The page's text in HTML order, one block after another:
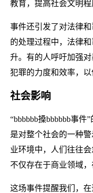
教育，提高社会文明程
事件还引发了对法律
的处理过程中，法律
升。有的人呼吁加强
犯罪的力度和效率，以
社会影响
“bbbbbb搡bbbbbb事
是对整个社会的一种
业环境中，人们往往
不仅存在于商业领域
这场事件提醒我们，